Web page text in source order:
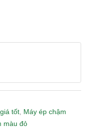
tốt, Máy ép chậm
màu đỏ